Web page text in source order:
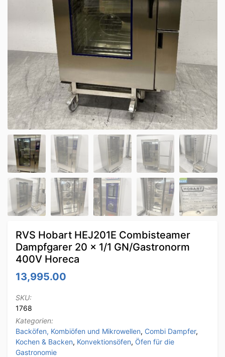
RVS Hobart HEJ201E Combisteamer
Dampfgarer 20 x 1/1 GN/Gastronorm
400V Horeca
13,995.00
SKU:
1768
Kategorien:
Backöfen, Kombiöfen und Mikrowellen, Combi Dampfer,
Kochen & Backen, Konvektionsöfen, Öfen für die
Gastronomie